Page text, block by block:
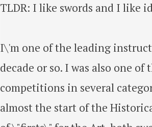
TLDR: I like swords and I like
I\'m one of the leading
decade or so. I was also one
competitions in several
almost the start of the